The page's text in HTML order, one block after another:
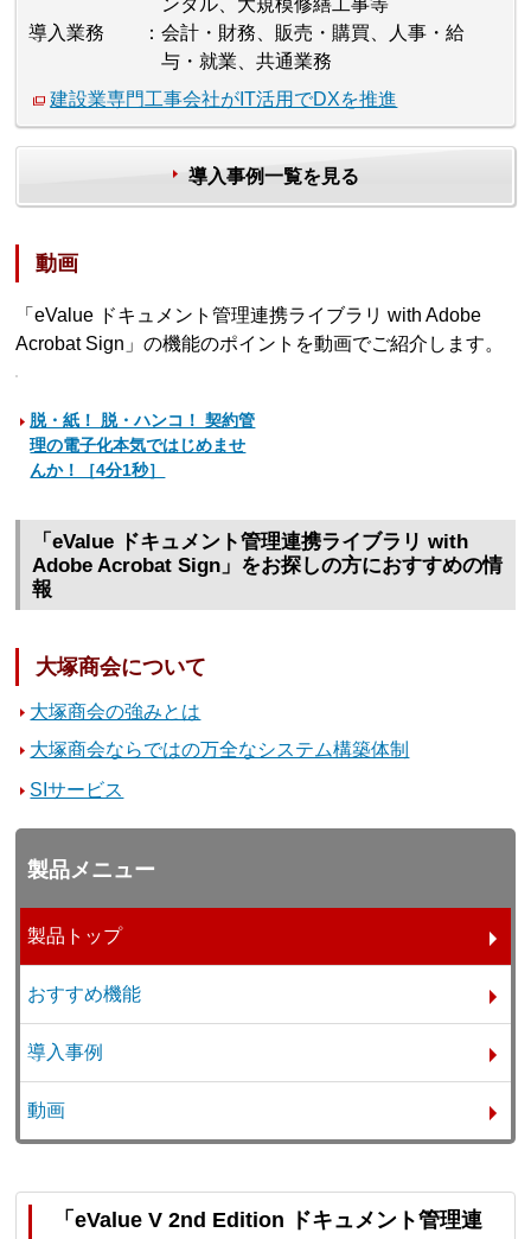
ンタル、大規模修繕工事等
導入業務
会計・財務、販売・購買、人事・給
与・就業、共通業務
建設業専門工事会社がIT活用でDXを推進
導入事例一覧を見る
動画
「eValue ドキュメント管理連携ライブラリ with Adobe
Acrobat Sign」の機能のポイントを動画でご紹介します。
脱・紙！ 脱・ハンコ！ 契約管
理の電子化本気ではじめませ
んか！［4分1秒］
「eValue ドキュメント管理連携ライブラリ with
Adobe Acrobat Sign」をお探しの方におすすめの情
報
大塚商会について
大塚商会の強みとは
大塚商会ならではの万全なシステム構築体制
SIサービス
製品メニュー
製品トップ
おすすめ機能
導入事例
動画
「eValue V 2nd Edition ドキュメント管理連